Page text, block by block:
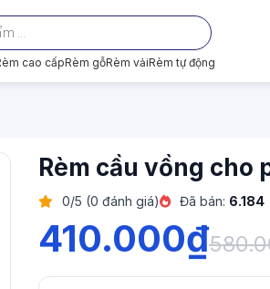
cao cấpRèm gỗRèm vảiRèm tự động
Rèm cầu vồng cho
0/5 (0 đánh giá) Đã bán: 6.184
410.000₫